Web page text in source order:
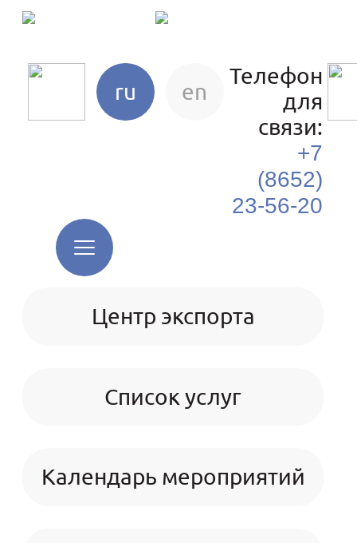
ru en
Телефон
для
связи:
+7
(8652)
23-56-20
Центр экспорта
Список услуг
Календарь мероприятий